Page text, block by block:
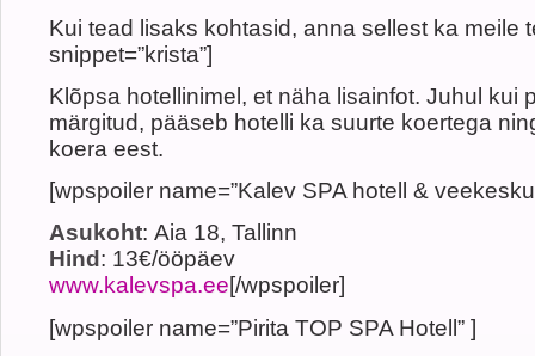
Kui tead lisaks kohtasid, anna sellest ka meile
snippet=”krista”]
Klõpsa hotellinimel, et näha lisainfot. Juhul kui
märgitud, pääseb hotelli ka suurte koertega
koera eest.
[wpspoiler name=”Kalev SPA hotell &
Asukoht: Aia 18, Tallinn
Hind : 13€/ööpäev
www.kalevspa.ee[/wpspoiler]
[wpspoiler name=”Pirita TOP SPA Hotell” ]